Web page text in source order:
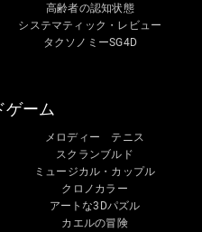
高齢者の認知状態
システマティック・レビュー
タクソノミーSG4D
ゲーム
メロディー テニス
スクランブルド
ミュージカル・カップル
クロノカラー
アートな3Dパズル
カエルの冒険